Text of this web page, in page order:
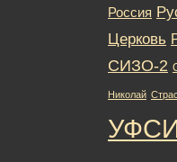
Россия
Церковь
СИЗО-2
Николай